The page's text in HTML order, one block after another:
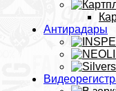
Антирадары